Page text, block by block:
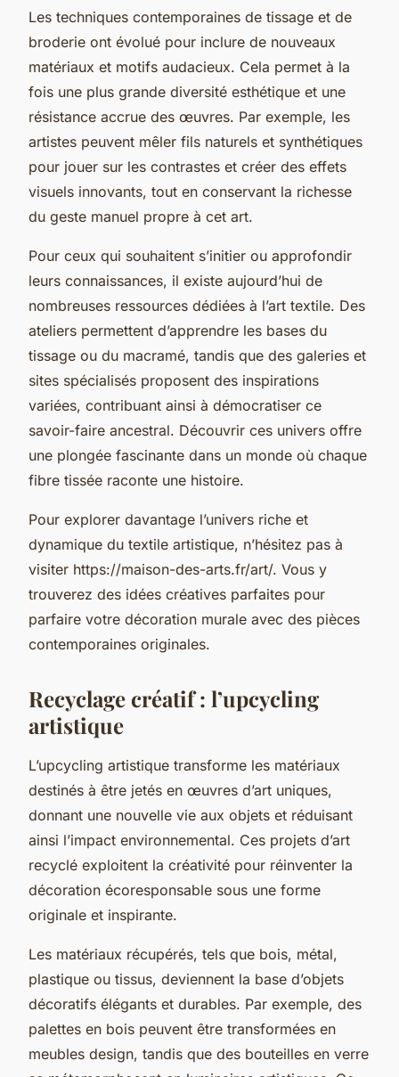
Les techniques contemporaines de tissage et de
broderie ont évolué pour inclure de nouveaux
matériaux et motifs audacieux. Cela permet à la
fois une plus grande diversité esthétique et une
résistance accrue des œuvres. Par exemple, les
artistes peuvent mêler fils naturels et synthétiques
pour jouer sur les contrastes et créer des effets
visuels innovants, tout en conservant la richesse
du geste manuel propre à cet art.
Pour ceux qui souhaitent s’initier ou approfondir
leurs connaissances, il existe aujourd’hui de
nombreuses ressources dédiées à l’art textile. Des
ateliers permettent d’apprendre les bases du
tissage ou du macramé, tandis que des galeries et
sites spécialisés proposent des inspirations
variées, contribuant ainsi à démocratiser ce
savoir-faire ancestral. Découvrir ces univers offre
une plongée fascinante dans un monde où chaque
fibre tissée raconte une histoire.
Pour explorer davantage l’univers riche et
dynamique du textile artistique, n’hésitez pas à
visiter https://maison-des-arts.fr/art/. Vous y
trouverez des idées créatives parfaites pour
parfaire votre décoration murale avec des pièces
contemporaines originales.
Recyclage créatif : l’upcycling
artistique
L’upcycling artistique transforme les matériaux
destinés à être jetés en œuvres d’art uniques,
donnant une nouvelle vie aux objets et réduisant
ainsi l’impact environnemental. Ces projets d’art
recyclé exploitent la créativité pour réinventer la
décoration écoresponsable sous une forme
originale et inspirante.
Les matériaux récupérés, tels que bois, métal,
plastique ou tissus, deviennent la base d’objets
décoratifs élégants et durables. Par exemple, des
palettes en bois peuvent être transformées en
meubles design, tandis que des bouteilles en verre